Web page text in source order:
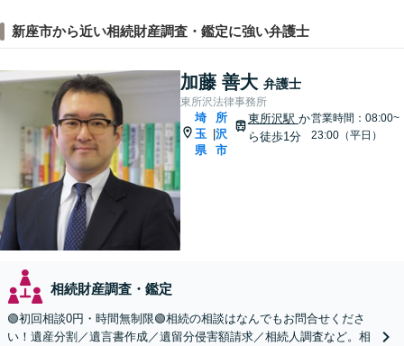
新座市から近い相続財産調査・鑑定に強い弁護士
加藤 善大 弁護士
東所沢法律事務所
埼
玉
県
所
沢
市
東所沢駅 か
ら徒歩1分
営業時間：08:00~
23:00（平日）
相続財産調査・鑑定
🟢初回相談0円・時間無制限🟢相続の相談はなんでもお問合せくださ
い！遺産分割／遺言書作成／遺留分侵害額請求／相続人調査など。相